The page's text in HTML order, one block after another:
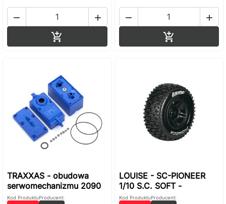
 

 

TRAXXAS - obudowa
serwomechanizmu 2090
Kod ProduktuProducent:
LOUISE - SC-PIONEER
1/10 S.C. SOFT -
Kod ProduktuProducent: